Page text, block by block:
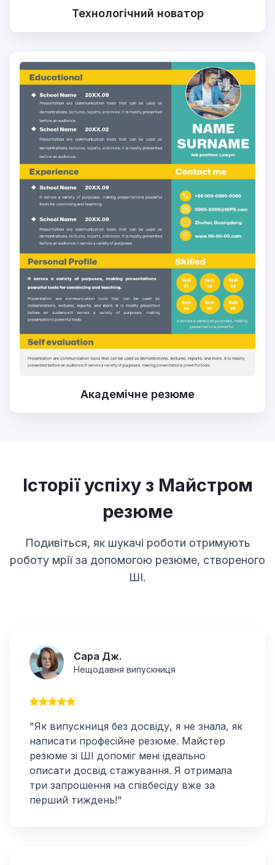
Технологічний новатор
Академічне резюме
Історії успіху з Майстром
резюме
Подивіться, як шукачі роботи отримують
роботу мрії за допомогою резюме, створеного
ШІ.
Сара Дж.
Нещодавня випускниця
"Як випускниця без досвіду, я не знала, як
написати професійне резюме. Майстер
резюме зі ШІ допоміг мені ідеально
описати досвід стажування. Я отримала
три запрошення на співбесіду вже за
перший тиждень!"